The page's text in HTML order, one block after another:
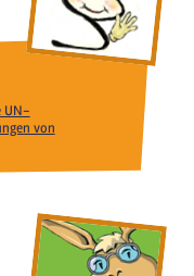
UN-
von